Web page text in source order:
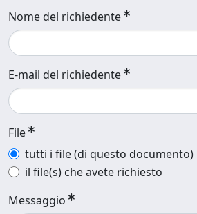
Nome del richiedente
E-mail del richiedente
File
tutti i file (di questo
il file(s) che avete richiesto
Messaggio